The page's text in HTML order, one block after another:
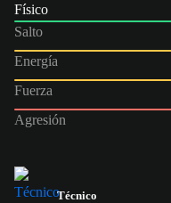
Físico
Salto
Energía
Fuerza
Agresión
Técnico